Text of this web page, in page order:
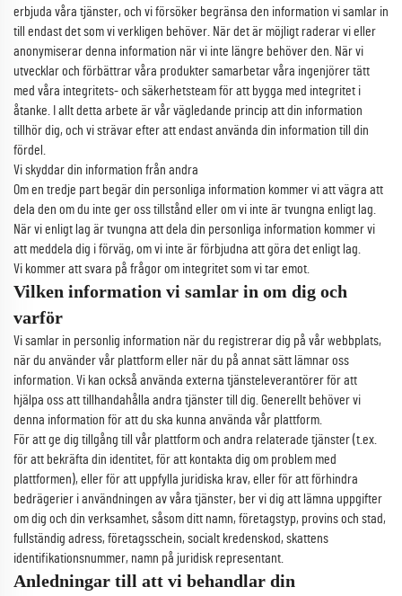
erbjuda våra tjänster, och vi försöker begränsa den information vi samlar in
till endast det som vi verkligen behöver. När det är möjligt raderar vi eller
anonymiserar denna information när vi inte längre behöver den. När vi
utvecklar och förbättrar våra produkter samarbetar våra ingenjörer tätt
med våra integritets- och säkerhetsteam för att bygga med integritet i
åtanke. I allt detta arbete är vår vägledande princip att din information
tillhör dig, och vi strävar efter att endast använda din information till din
fördel.
Vi skyddar din information från andra
Om en tredje part begär din personliga information kommer vi att vägra att
dela den om du inte ger oss tillstånd eller om vi inte är tvungna enligt lag.
När vi enligt lag är tvungna att dela din personliga information kommer vi
att meddela dig i förväg, om vi inte är förbjudna att göra det enligt lag.
Vi kommer att svara på frågor om integritet som vi tar emot.
Vilken information vi samlar in om dig och
varför
Vi samlar in personlig information när du registrerar dig på vår webbplats,
när du använder vår plattform eller när du på annat sätt lämnar oss
information. Vi kan också använda externa tjänsteleverantörer för att
hjälpa oss att tillhandahålla andra tjänster till dig. Generellt behöver vi
denna information för att du ska kunna använda vår plattform.
För att ge dig tillgång till vår plattform och andra relaterade tjänster (t.ex.
för att bekräfta din identitet, för att kontakta dig om problem med
plattformen), eller för att uppfylla juridiska krav, eller för att förhindra
bedrägerier i användningen av våra tjänster, ber vi dig att lämna uppgifter
om dig och din verksamhet, såsom ditt namn, företagstyp, provins och stad,
fullständig adress, företagsschein, socialt kredenskod, skattens
identifikationsnummer, namn på juridisk representant.
Anledningar till att vi behandlar din